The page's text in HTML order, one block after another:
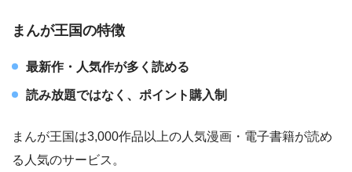
まんが王国の特徴
最新作・人気作が多く読める
読み放題ではなく、ポイント購入制
まんが王国は3,000作品以上の人気漫画・電子書籍が読め
る人気のサービス。